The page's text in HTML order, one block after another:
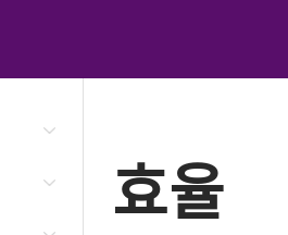
효율